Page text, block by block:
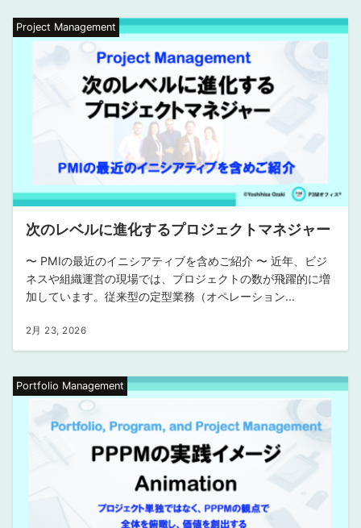
Project Management
次のレベルに進化するプロジェクトマネジャー
〜 PMIの最近のイニシアティブを含めご紹介 〜 近年、ビジ
ネスや組織運営の現場では、プロジェクトの数が飛躍的に増
加しています。従来型の定型業務（オペレーション...
2月 23, 2026
Portfolio Management